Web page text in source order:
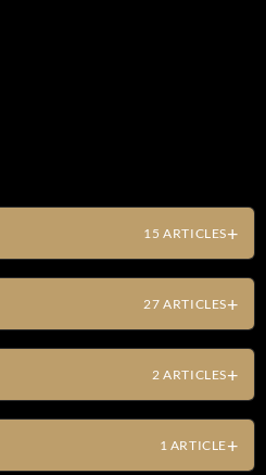
15 ARTICLES
27 ARTICLES
2 ARTICLES
1 ARTICLE